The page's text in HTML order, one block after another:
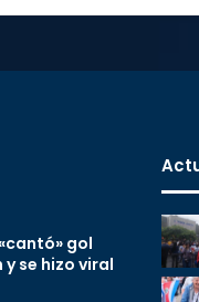
gol
se hizo viral